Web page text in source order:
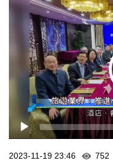
Video
Player
2023-11-19 23:46 752